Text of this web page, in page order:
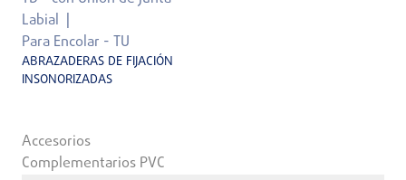
Labial
Para Encolar - TU
ABRAZADERAS DE FIJACIÓN
INSONORIZADAS
Accesorios
Complementarios PVC